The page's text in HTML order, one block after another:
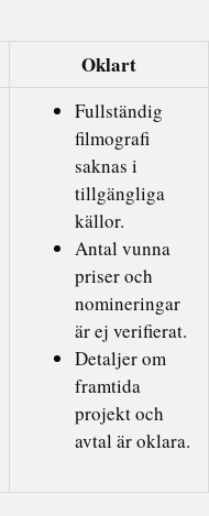
Oklart
Fullständig
filmografi
saknas i
tillgängliga
källor.
Antal vunna
priser och
nomineringar
är ej verifierat.
Detaljer om
framtida
projekt och
avtal är oklara.